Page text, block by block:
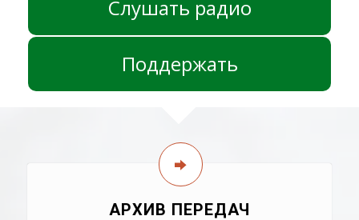
Слушать радио
Поддержать
АРХИВ ПЕРЕДАЧ